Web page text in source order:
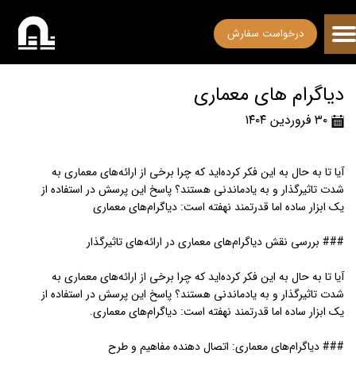
درخواست سفارش
دیاگرام های معماری
۳۰ فروردین ۱۴۰۴
آیا تا به حال به این فکر کرده‌اید که چرا برخی از ارائه‌های معماری به
شدت تاثیرگذار و به یادماندنی هستند؟ پاسخ این پرسش در استفاده از
یک ابزار ساده اما قدرتمند نهفته است: دیاگرام‌های معماری
### بررسی نقش دیاگرام‌های معماری در ارائه‌های تاثیرگذار
آیا تا به حال به این فکر کرده‌اید که چرا برخی از ارائه‌های معماری به
شدت تاثیرگذار و به یادماندنی هستند؟ پاسخ این پرسش در استفاده از
یک ابزار ساده اما قدرتمند نهفته است: دیاگرام‌های معماری.
### دیاگرام‌های معماری: اتصال دهنده مفاهیم و طرح